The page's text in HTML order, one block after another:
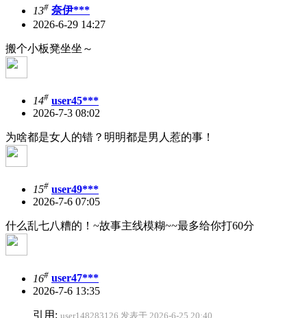
13# 奈伊***
2026-6-29 14:27
搬个小板凳坐坐～
14# user45***
2026-7-3 08:02
为啥都是女人的错？明明都是男人惹的事！
15# user49***
2026-7-6 07:05
什么乱七八糟的！~故事主线模糊~~最多给你打60分
16# user47***
2026-7-6 13:35
引用: user148283126 发表于 2026-6-25 20:40